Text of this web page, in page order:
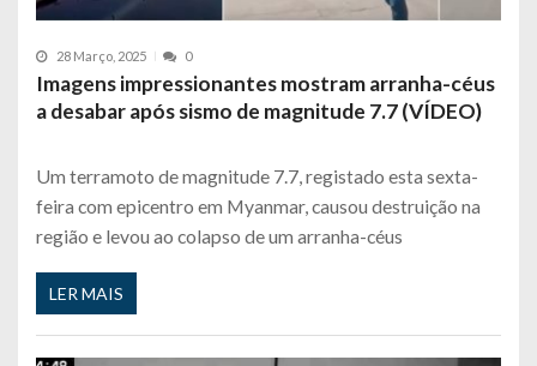
28 Março, 2025 0
Imagens impressionantes mostram arranha-céus
a desabar após sismo de magnitude 7.7 (VÍDEO)
Um terramoto de magnitude 7.7, registado esta sexta-
feira com epicentro em Myanmar, causou destruição na
região e levou ao colapso de um arranha-céus
LER MAIS